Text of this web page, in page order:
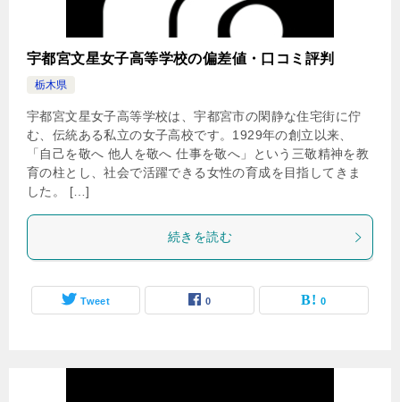
宇都宮文星女子高等学校の偏差値・口コミ評判
栃木県
宇都宮文星女子高等学校は、宇都宮市の閑静な住宅街に佇
む、伝統ある私立の女子高校です。1929年の創立以来、
「自己を敬へ 他人を敬へ 仕事を敬へ」という三敬精神を教
育の柱とし、社会で活躍できる女性の育成を目指してきま
した。 […]
続きを読む
Tweet 0 0